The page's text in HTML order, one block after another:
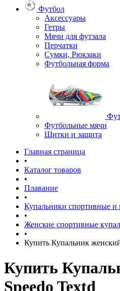
Футбол
Аксессуары
Гетры
Мячи для футзала
Перчатки
Сумки, Рюкзаки
Футбольная форма
Футбольные мячи
Щитки и защита
Главная страница
•
Каталог товаров
•
Плавание
•
Купальники спортивные
•
Женские спортивные
•
Купить Купальник
Купить
Speedo Textd